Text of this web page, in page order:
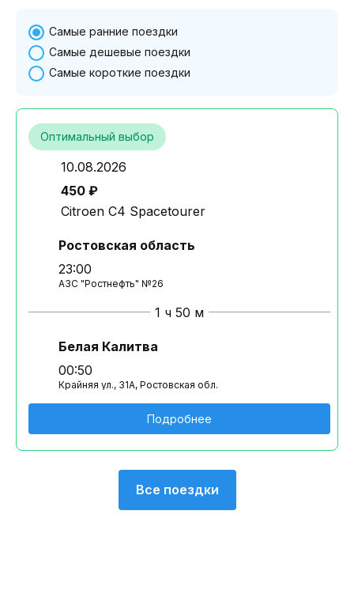
Самые ранние поездки
Самые дешевые поездки
Самые короткие поездки
Оптимальный выбор
10.08.2026
450 ₽
Citroen C4 Spacetourer
Ростовская область
23:00
АЗС "Ростнефть" №26
1 ч 50 м
Белая Калитва
00:50
Крайняя ул., 31А, Ростовская обл.
Подробнее
Все поездки